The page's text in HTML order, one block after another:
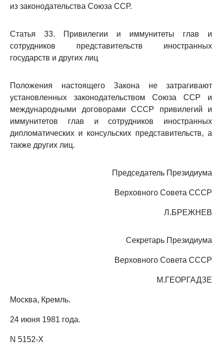
из законодательства Союза ССР.
Статья 33. Привилегии и иммунитеты глав и
сотрудников представительств иностранных
государств и других лиц
Положения настоящего Закона не затрагивают
установленных законодательством Союза ССР и
международными договорами СССР привилегий и
иммунитетов глав и сотрудников иностранных
дипломатических и консульских представительств, а
также других лиц.
Председатель Президиума
Верховного Совета СССР
Л.БРЕЖНЕВ
Секретарь Президиума
Верховного Совета СССР
М.ГЕОРГАДЗЕ
Москва, Кремль.
24 июня 1981 года.
N 5152-X